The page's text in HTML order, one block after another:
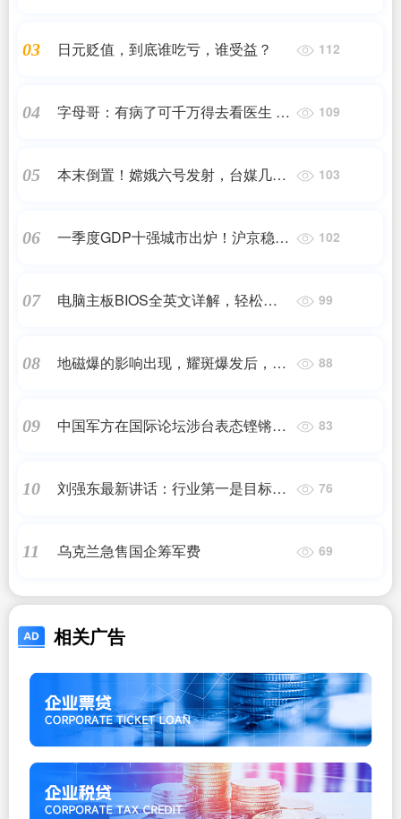
03 日元贬值，到底谁吃亏，谁受益？ 112
04
字母哥：有病了可千万得去看医生 没
109
05
本末倒置！嫦娥六号发射，台媒几乎
103
06
一季度GDP十强城市出炉！沪京稳居
102
07
电脑主板BIOS全英文详解，轻松掌握
99
08
地磁爆的影响出现，耀斑爆发后，多
88
09
中国军方在国际论坛涉台表态铿锵有
83
10
刘强东最新讲话：行业第一是目标，
76
11 乌克兰急售国企筹军费 69
相关广告